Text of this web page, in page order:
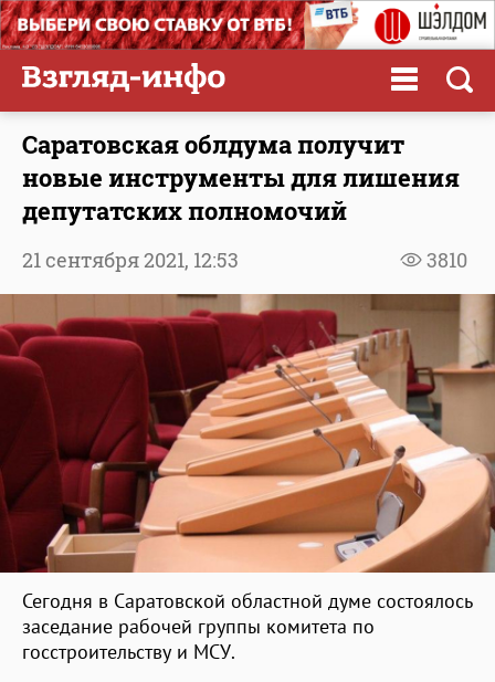
Саратовская облдума получит
новые инструменты для лишения
депутатских полномочий
3810
21 сентября 2021, 12:53
Сегодня в Саратовской областной думе состоялось
заседание рабочей группы комитета по
госстроительству и МСУ.